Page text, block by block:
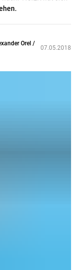
Orel /
07.05.2018